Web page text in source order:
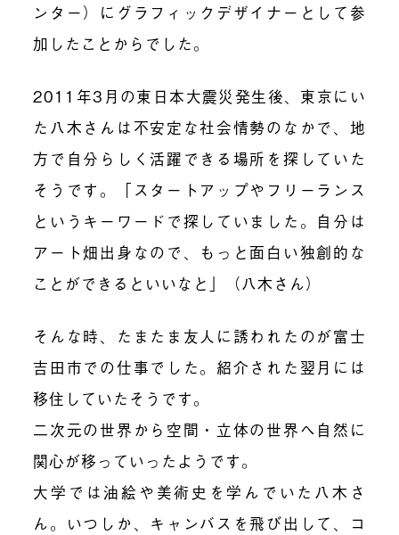
ンター）にグラフィックデザイナーとして参
加したことからでした。
2011年3月の東日本大震災発生後、東京にい
た八木さんは不安定な社会情勢のなかで、地
方で自分らしく活躍できる場所を探していた
そうです。「スタートアップやフリーランス
というキーワードで探していました。自分は
アート畑出身なので、もっと面白い独創的な
ことができるといいなと」（八木さん）
そんな時、たまたま友人に誘われたのが富士
吉田市での仕事でした。紹介された翌月には
移住していたそうです。
二次元の世界から空間・立体の世界へ自然に
関心が移っていったようです。
大学では油絵や美術史を学んでいた八木さ
ん。いつしか、キャンバスを飛び出して、コ